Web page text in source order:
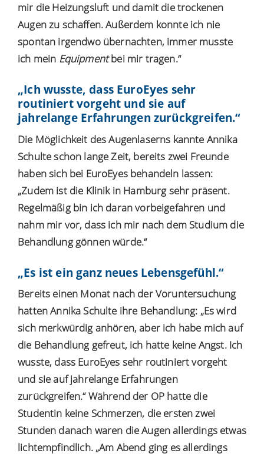
mir die Heizungsluft und damit die trockenen
Augen zu schaffen. Außerdem konnte ich nie
spontan irgendwo übernachten, immer musste
ich mein Equipmentbei mir tragen.“
„Ich wusste, dass EuroEyes sehr
routiniert vorgeht und sie auf
jahrelange Erfahrungen zurückgreifen.“
Die Möglichkeit des Augenlaserns kannte Annika
Schulte schon lange Zeit, bereits zwei Freunde
haben sich bei EuroEyesbehandeln lassen:
„Zudem ist die Klinik in Hamburgsehr präsent.
Regelmäßig bin ich daran vorbeigefahren und
nahm mir vor, dass ich mir nach dem Studium die
Behandlung gönnen würde.“
„Es ist ein ganz neues Lebensgefühl.“
Bereits einen Monat nach der Voruntersuchung
hatten Annika Schulte ihre Behandlung: „Es wird
sich merkwürdig anhören, aber ich habe mich auf
die Behandlung gefreut, ich hatte keine Angst. Ich
wusste, dass EuroEyes sehr routiniert vorgeht
und sie auf jahrelange Erfahrungen
zurückgreifen.“ Während der OP hatte die
Studentin keine Schmerzen, die ersten zwei
Stunden danach waren die Augen allerdings etwas
lichtempfindlich. „Am Abend ging es allerdings